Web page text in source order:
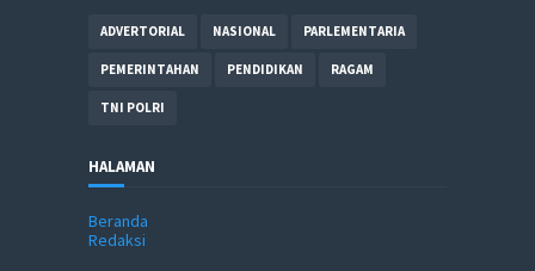
ADVERTORIAL NASIONAL PARLEMENTARIA
PEMERINTAHAN PENDIDIKAN RAGAM
TNI POLRI
HALAMAN
Beranda
Redaksi